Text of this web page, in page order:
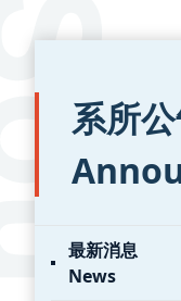
:::
系所
最新消息
News